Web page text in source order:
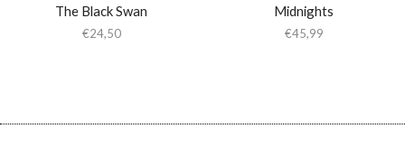
The Black Swan
€24,50
Midnights
€45,99